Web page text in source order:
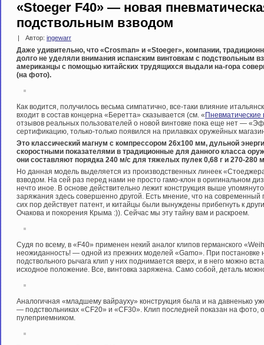
«Stoeger F40» — новая
подствольным взводом
Автор: ingewarr
Даже удивительно, что «Crosman» и «Stoeger», компании,
долго не уделяли внимания испанским винтовкам с подствольным
американцы с помощью китайских трудящихся выдали на-гора
(на фото).
Как водится, получилось весьма симпатично, все-таки влияние
входит в состав концерна «Беретта» сказывается (см. « Пневматические
отзывов реальных пользователей о новой винтовке пока еще нет —
сертификацию, только-только появился на прилавках оружейных
Это классический магнум с компрессором 26х100 мм, дульной
скоростными показателями в традиционные для данного класса
они составляют порядка 240 м/с для тяжелых пулек 0,68 г и 270-280
Но данная модель выделяется из производственных линеек
взводом. На сей раз перед нами не просто гамо-клон в оригинальном
нечто иное. В основе действительно лежит конструкция выше
заряжания здесь совершенно другой. Есть мнение, что на
сих пор действует патент, и китайцы были вынуждены прибегнуть к
Очакова и покорения Крыма :)). Сейчас мы эту тайну вам и раскроем.
Судя по всему, в «F40» применен некий аналог клипов германского
неожиданность! — одной из прежних моделей «Gamo». При постановке
подствольного рычага клип у них поднимается вверх, и в него можно
исходное положение. Все, винтовка заряжена. Само собой, деталь
Аналогичная «младшему вайрауху» конструкция была и на давненько
— подствольниках «CF20» и «CF30». Клип последней показан на фото,
пулеприемником.